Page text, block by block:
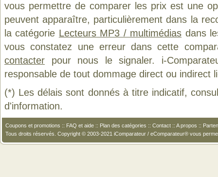
vous permettre de comparer les prix est une
peuvent apparaître, particulièrement dans la
la catégorie Lecteurs MP3 / multimédias dans
vous constatez une erreur dans cette
contacter pour nous le signaler. i-
responsable de tout dommage direct ou indirect
(*) Les délais sont donnés à titre indicatif,
d'information.
Coupons et promotions :: FAQ et aide :: Plan des catégories :: Contact :: A propos ::
Tous droits réservés. Copyright © 2003-2021 iComparateur / eComparateur® vous